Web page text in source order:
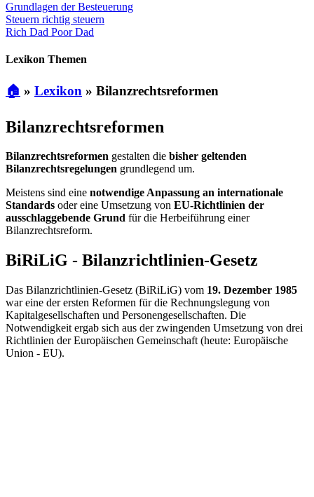
Grundlagen der Besteuerung
Steuern richtig steuern
Rich Dad Poor Dad
Lexikon Themen
🏠 » Lexikon » Bilanzrechtsreformen
Bilanzrechtsreformen
Bilanzrechtsreformen gestalten die bisher geltenden
Bilanzrechtsregelungen grundlegend um.
Meistens sind eine notwendige Anpassung an internationale
Standards oder eine Umsetzung von EU-Richtlinien der
ausschlaggebende Grund für die Herbeiführung einer
Bilanzrechtsreform.
BiRiLiG - Bilanzrichtlinien-Gesetz
Das Bilanzrichtlinien-Gesetz (BiRiLiG) vom 19. Dezember 1985
war eine der ersten Reformen für die Rechnungslegung von
Kapitalgesellschaften und Personengesellschaften. Die
Notwendigkeit ergab sich aus der zwingenden Umsetzung von drei
Richtlinien der Europäischen Gemeinschaft (heute: Europäische
Union - EU).